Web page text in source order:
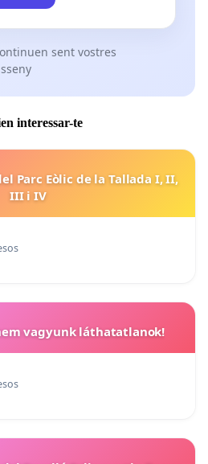
sent vostres
interessar-te
Parc Eòlic de la Tallada I, II,
III i IV
vagyunk láthatatlanok!